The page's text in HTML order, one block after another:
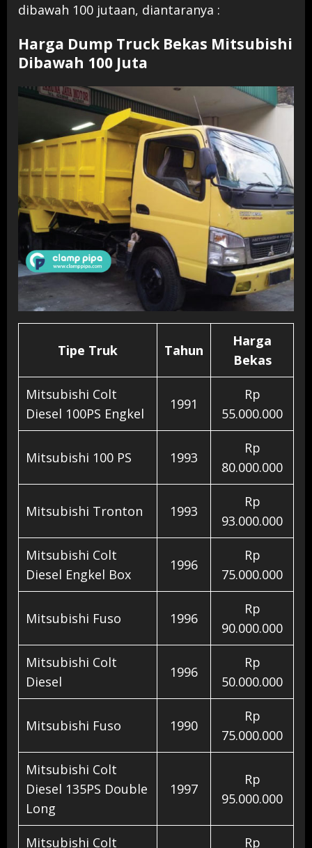
dibawah 100 jutaan, diantaranya :
Harga Dump Truck Bekas Mitsubishi
Dibawah 100 Juta
Tipe Truk Tahun
Harga
Bekas
Mitsubishi Colt
Diesel 100PS Engkel
1991
Rp
55.000.000
Mitsubishi 100 PS 1993
Rp
80.000.000
Mitsubishi Tronton 1993
Rp
93.000.000
Mitsubishi Colt
Diesel Engkel Box
1996
Rp
75.000.000
Mitsubishi Fuso 1996
Rp
90.000.000
Mitsubishi Colt
Diesel
1996
Rp
50.000.000
Mitsubishi Fuso 1990
Rp
75.000.000
Mitsubishi Colt
Diesel 135PS Double
Long
1997
Rp
95.000.000
Mitsubishi Colt Rp